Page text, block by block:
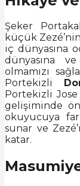
Şeker
küçük
iç dünyasına
dünyasına
olmamızı
Portekizli
Portekizli
gelişiminde
okuyucuya
sunar ve
katar.